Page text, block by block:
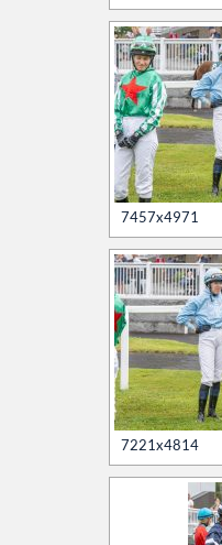
7457x4971
7221x4814